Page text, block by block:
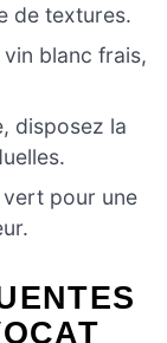
de textures.
blanc frais,
disposez la
pour une